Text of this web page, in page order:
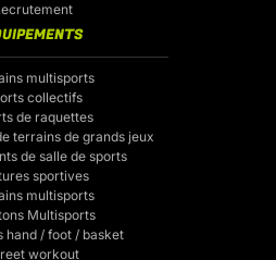
multisports
collectifs
de raquettes
terrains de grands jeux
de salle de sports
sportives
multisports
Multisports
hand / foot / basket
workout